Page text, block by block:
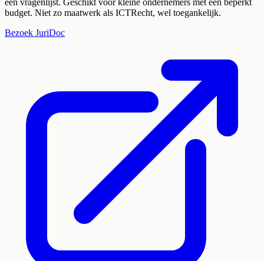
een vragenlijst. Geschikt voor kleine ondernemers met een beperkt
budget. Niet zo maatwerk als ICTRecht, wel toegankelijk.
Bezoek JuriDoc